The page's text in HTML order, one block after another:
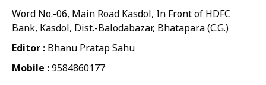
Word No.-06, Main Road Kasdol, In Front of HDFC
Bank, Kasdol, Dist.-Balodabazar, Bhatapara (C.G.)
Editor : Bhanu Pratap Sahu
Mobile :9584860177